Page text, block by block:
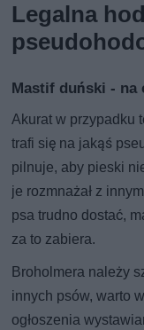
Legalna
Mastif duński - na
Akurat w przypadku
trafi się na jakąś
pilnuje, aby pieski
je rozmnażał z
psa trudno dostać,
za to zabiera.
Broholmera należy
innych psów, warto
ogłoszenia